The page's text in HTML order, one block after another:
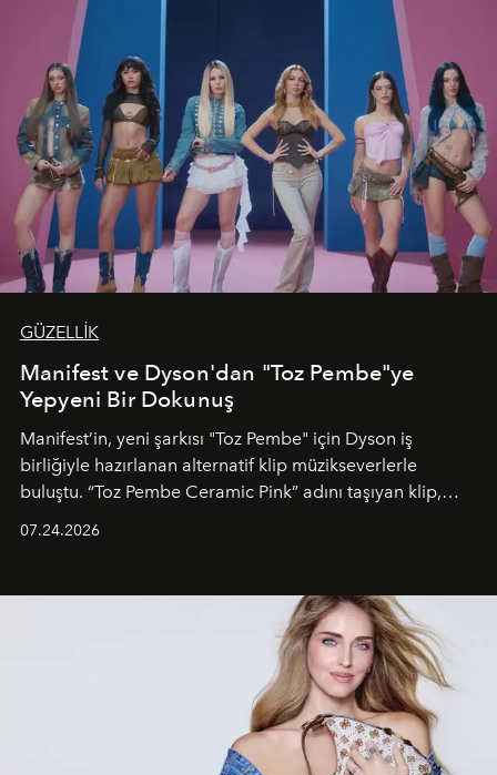
GÜZELLİK
Manifest ve Dyson'dan "Toz Pembe"ye
Yepyeni Bir Dokunuş
Manifest’in, yeni şarkısı "Toz Pembe" için Dyson iş
birliğiyle hazırlanan alternatif klip müzikseverlerle
buluştu. “Toz Pembe Ceramic Pink” adını taşıyan klip,
unsurlarından biri olarak öne çıkıyor.
07.24.2026